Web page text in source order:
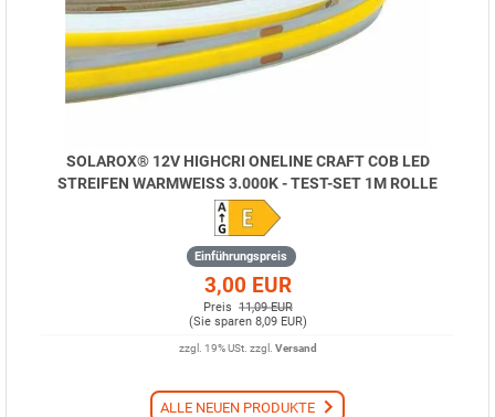
SOLAROX® 12V HIGHCRI ONELINE CRAFT COB LED
STREIFEN WARMWEISS 3.000K - TEST-SET 1M ROLLE
Einführungspreis
3,00 EUR
Preis 11,09 EUR
(Sie sparen 8,09 EUR)
zzgl. 19% USt. zzgl. Versand
ALLE NEUEN PRODUKTE